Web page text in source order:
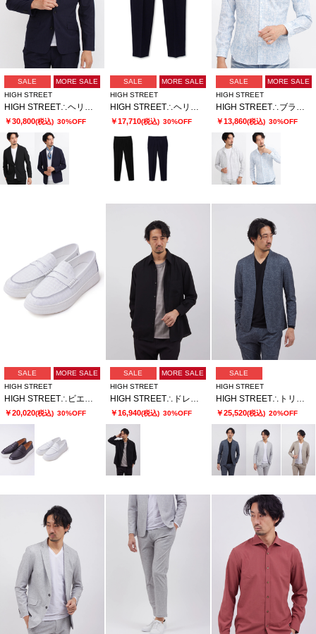
SALE
MORE SALE
HIGH STREET
HIGH STREET∴ヘリンボンエアリーサッカーJK
￥30,800(税込) 30%OFF
SALE
MORE SALE
HIGH STREET
HIGH STREET∴ヘリンボンエアリーサッカーイージーPT
￥17,710(税込) 30%OFF
SALE
MORE SALE
HIGH STREET
HIGH STREET∴ブラッシュプリントサッカーショートウイングシャツ
￥13,860(税込) 30%OFF
SALE
MORE SALE
HIGH STREET
￥20,020(税込) 30%OFF
SALE
MORE SALE
HIGH STREET
￥16,940(税込) 30%OFF
SALE
HIGH STREET
￥25,520(税込) 20%OFF